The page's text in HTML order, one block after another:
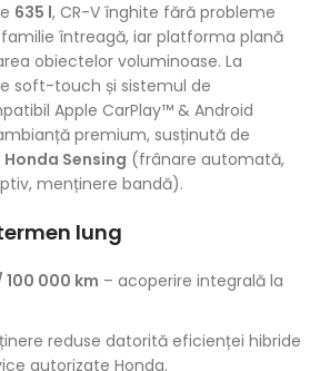
635 l, CR-V înghite fără probleme
întreagă, iar platforma plană
obiectelor voluminoase. La
soft-touch și sistemul de
Apple CarPlay™ & Android
premium, susținută de
Honda Sensing (frânare automată,
menținere bandă).
lung
000 km – acoperire integrală la
reduse datorită eficienței hibride
autorizate Honda.